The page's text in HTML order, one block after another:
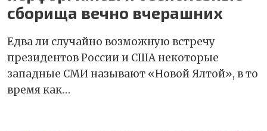
сборища вечно вчерашних
Едва ли случайно возможную встречу
президентов России и США некоторые
западные СМИ называют «Новой Ялтой», в то
время как…